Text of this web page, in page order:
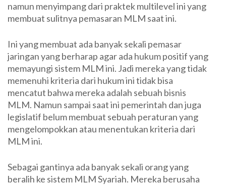
namun menyimpang dari praktek multilevel ini yang
membuat sulitnya pemasaran MLM saat ini.
Ini yang membuat ada banyak sekali pemasar
jaringan yang berharap agar ada hukum positif yang
memayungi sistem MLM ini. Jadi mereka yang tidak
memenuhi kriteria dari hukum ini tidak bisa
mencatut bahwa mereka adalah sebuah bisnis
MLM. Namun sampai saat ini pemerintah dan juga
legislatif belum membuat sebuah peraturan yang
mengelompokkan atau menentukan kriteria dari
MLM ini.
Sebagai gantinya ada banyak sekali orang yang
beralih ke sistem MLM Syariah. Mereka berusaha